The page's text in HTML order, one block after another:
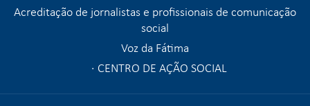
Acreditação de jornalistas e profissionais de comunicação
social
Voz da Fátima
CENTRO DE AÇÃO SOCIAL